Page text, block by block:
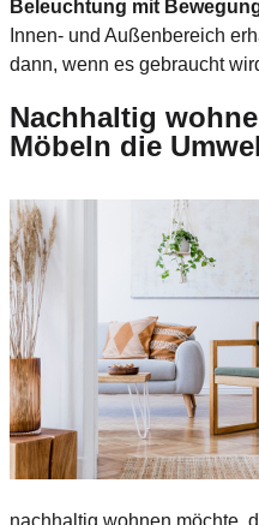
Beleuchtung mit
Innen- und Außenbereich
dann, wenn es gebraucht
Nachhaltig
Möbeln die
nachhaltig wohnen möchte,